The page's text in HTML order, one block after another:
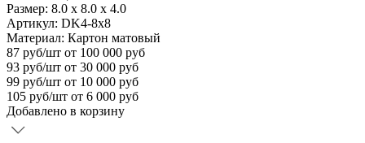
Размер: 8.0 x 8.0 x 4.0
Артикул: DK4-8x8
Материал: Картон матовый
87 руб/шт от 100 000 руб
93 руб/шт от 30 000 руб
99 руб/шт от 10 000 руб
105 руб/шт от 6 000 руб
Добавлено в корзину